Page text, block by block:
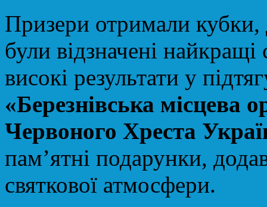
Призери отримали
були відзначені
високі результати у
«Березнівська місцева
Червоного Хреста
пам’ятні подарунки,
святкової атмосфери.